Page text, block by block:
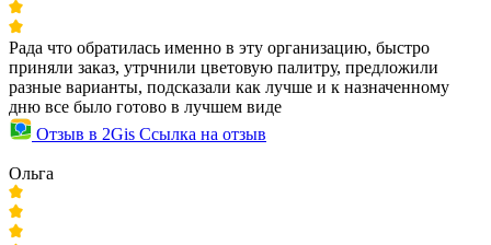
Рада что обратилась именно в эту организацию, быстро
приняли заказ, утрчнили цветовую палитру, предложили
разные варианты, подсказали как лучше и к назначенному
дню все было готово в лучшем виде
Отзыв в 2Gis Ссылка на отзыв
Ольга